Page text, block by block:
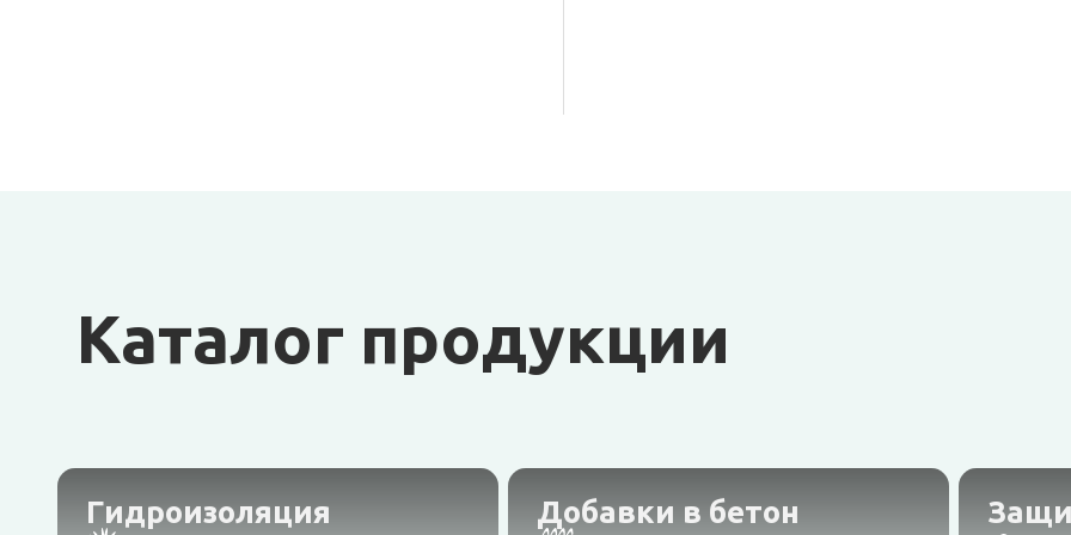
Каталог продукции
Гидроизоляция Добавки в бетон